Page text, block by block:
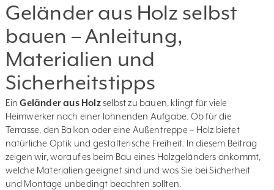
Geländer aus Holz selbst
bauen – Anleitung,
Materialien und
Sicherheitstipps
EinGeländer aus Holzselbst zu bauen, klingt für viele
Heimwerker nach einer lohnenden Aufgabe. Ob für die
Terrasse, den Balkon oder eine Außentreppe – Holz bietet
natürliche Optik und gestalterische Freiheit. In diesem Beitrag
zeigen wir, worauf es beim Bau eines Holzgeländers ankommt,
welche Materialien geeignet sind und was Sie bei Sicherheit
und Montage unbedingt beachten sollten.